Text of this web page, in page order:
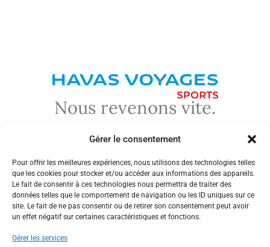
Gérer le consentement
Pour offrir les meilleures expériences, nous utilisons des technologies telles
que les cookies pour stocker et/ou accéder aux informations des appareils.
Le fait de consentir à ces technologies nous permettra de traiter des
données telles que le comportement de navigation ou les ID uniques sur ce
site. Le fait de ne pas consentir ou de retirer son consentement peut avoir
un effet négatif sur certaines caractéristiques et fonctions.
Gérer les services
Nous revenons vite.